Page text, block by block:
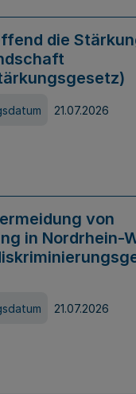
die
21.07.2026
von
in Nordrhein-
21.07.2026